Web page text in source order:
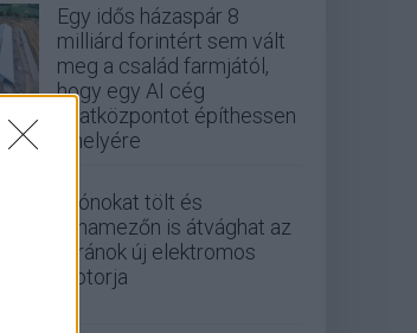
Egy idős házaspár 8
milliárd forintért sem vált
meg a család farmjától,
hogy egy AI cég
adatközpontot építhessen
a helyére
Drónokat tölt és
aknamezőn is átvághat az
ukránok új elektromos
motorja